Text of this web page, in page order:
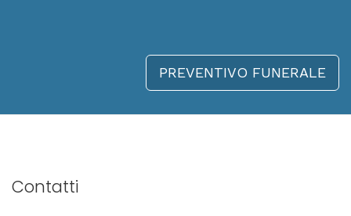
PREVENTIVO FUNERALE
Contatti